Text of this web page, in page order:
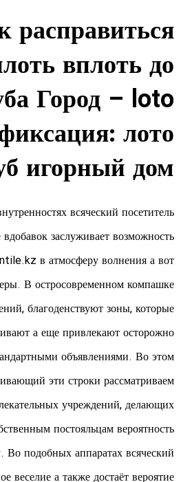
расправиться
вплоть до
Город – loto
лото
игорный дом
всяческий посетитель
заслуживает возможность
в атмосферу волнения а вот
В остросовременном компашке
благоденствуют зоны, которые
а еще привлекают осторожно
объявлениями. Во этом
эти строки рассматриваем
учреждений, делающих
постояльцам вероятность
Во подобных аппаратах всяческий
веселие а также достаёт вероятие